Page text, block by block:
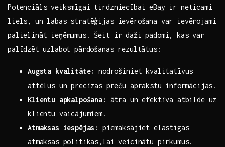
Potenciāls veiksmīgai tirdzniecībai eBay ir neticami
liels, un labas stratēģijas ievērošana var ievērojami⁤
palielināt ieņēmumus. Šeit ir​ daži padomi, kas var
palīdzēt ⁤uzlabot pārdošanas rezultātus:
Augsta kvalitāte:
nodrošiniet kvalitatīvus
attēlus un precīzas preču aprakstu ⁤informācijas.
Klientu ‍apkalpošana:
ātra un efektīva atbilde uz
klientu vaicājumiem.
Atmaksas iespējas:
piemaksājiet elastīgas‌
atmaksas politikas,lai veicinātu pirkumus.